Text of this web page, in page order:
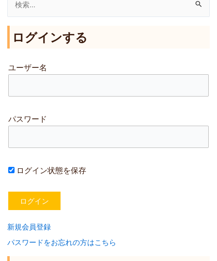
索
象
ログインする
ユーザー名
パスワード
ログイン状態を保存
新規会員登録
パスワードをお忘れの方はこちら